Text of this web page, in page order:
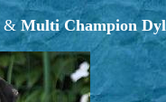
&Multi Champion